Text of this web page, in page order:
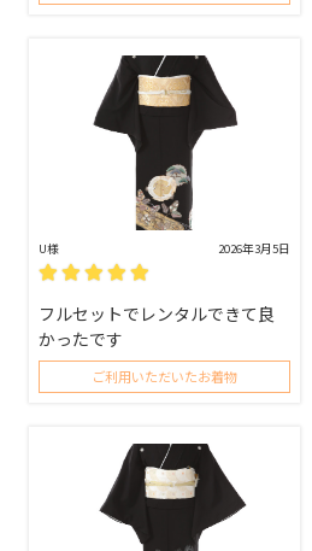
U様 2026年3月5日
フルセットでレンタルできて良
かったです
ご利用いただいたお着物